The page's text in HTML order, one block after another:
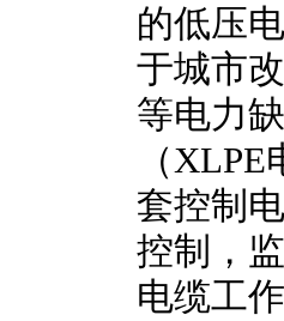
的低压
于城市
等电力
（XLPE
套控制
控制，
电缆工